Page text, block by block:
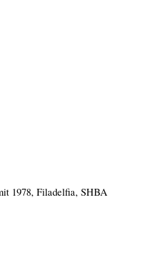
1978, Filadelfia, SHBA